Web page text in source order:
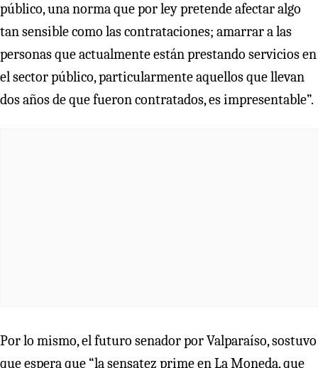
público, una norma que por ley pretende afectar algo
tan sensible como las contrataciones; amarrar a las
personas que actualmente están prestando servicios en
el sector público, particularmente aquellos que llevan
dos años de que fueron contratados, es impresentable”.
Por lo mismo, el futuro senador por Valparaíso, sostuvo
que espera que “la sensatez prime en La Moneda, que